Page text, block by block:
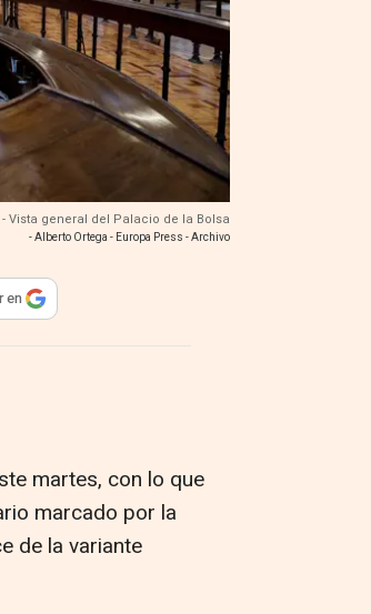
Vista general del Palacio de la Bolsa
- Alberto Ortega - Europa Press - Archivo
compartir
en
martes, con lo que
marcado por la
de la variante